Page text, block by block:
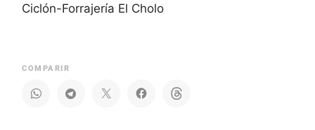
Ciclón-Forrajería El Cholo
COMPARIR